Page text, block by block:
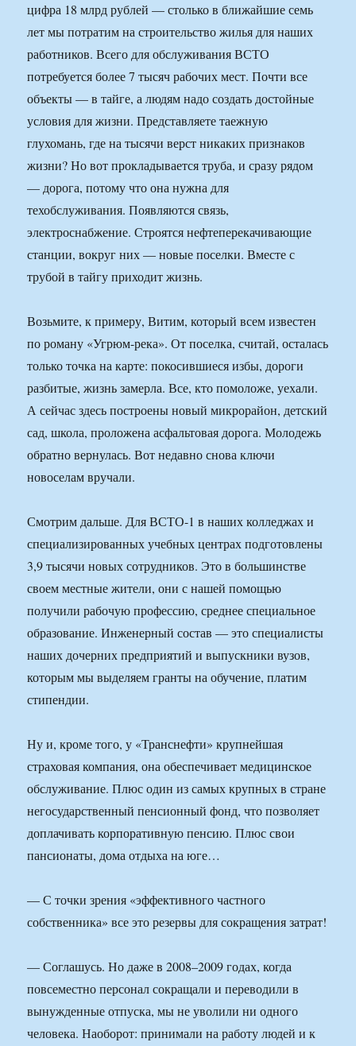
цифра 18 млрд рублей — столько в ближайшие семь
лет мы потратим на строительство жилья для наших
работников. Всего для обслуживания ВСТО
потребуется более 7 тысяч рабочих мест. Почти все
объекты — в тайге, а людям надо создать достойные
условия для жизни. Представляете таежную
глухомань, где на тысячи верст никаких признаков
жизни? Но вот прокладывается труба, и сразу рядом
— дорога, потому что она нужна для
техобслуживания. Появляются связь,
электроснабжение. Строятся нефтеперекачивающие
станции, вокруг них — новые поселки. Вместе с
трубой в тайгу приходит жизнь.
Возьмите, к примеру, Витим, который всем известен
по роману «Угрюм-река». От поселка, считай, осталась
только точка на карте: покосившиеся избы, дороги
разбитые, жизнь замерла. Все, кто помоложе, уехали.
А сейчас здесь построены новый микрорайон, детский
сад, школа, проложена асфальтовая дорога. Молодежь
обратно вернулась. Вот недавно снова ключи
новоселам вручали.
Смотрим дальше. Для ВСТО-1 в наших колледжах и
специализированных учебных центрах подготовлены
3,9 тысячи новых сотрудников. Это в большинстве
своем местные жители, они с нашей помощью
получили рабочую профессию, среднее специальное
образование. Инженерный состав — это специалисты
наших дочерних предприятий и выпускники вузов,
которым мы выделяем гранты на обучение, платим
стипендии.
Ну и, кроме того, у «Транснефти» крупнейшая
страховая компания, она обеспечивает медицинское
обслуживание. Плюс один из самых крупных в стране
негосударственный пенсионный фонд, что позволяет
доплачивать корпоративную пенсию. Плюс свои
пансионаты, дома отдыха на юге…
— С точки зрения «эффективного частного
собственника» все это резервы для сокращения затрат!
— Соглашусь. Но даже в 2008–2009 годах, когда
повсеместно персонал сокращали и переводили в
вынужденные отпуска, мы не уволили ни одного
человека. Наоборот: принимали на работу людей и к